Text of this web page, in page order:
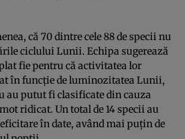
că 70 dintre cele 88 de specii nu
ciclului Lunii. Echipa sugerează
fie pentru că activitatea lor
în funcție de luminozitatea Lunii,
au putut fi clasificate din cauza
ridicat. Un total de 14 specii au
în date, având mai puțin de